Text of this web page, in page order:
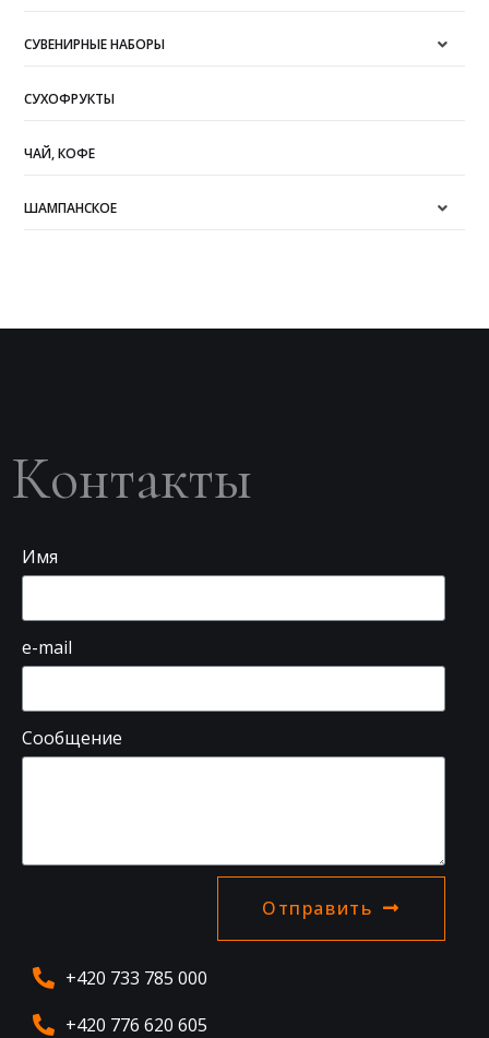
СУВЕНИРНЫЕ НАБОРЫ
СУХОФРУКТЫ
ЧАЙ, КОФЕ
ШАМПАНСКОЕ
Контакты
Имя
e-mail
Сообщение
Отправить
+420 733 785 000
+420 776 620 605